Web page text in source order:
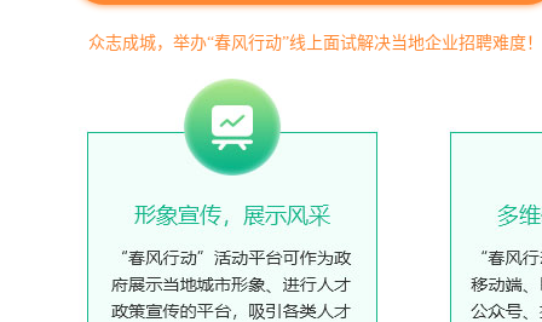
众志成城，举办“春风行动”线上面试解决当地企业招聘难度！